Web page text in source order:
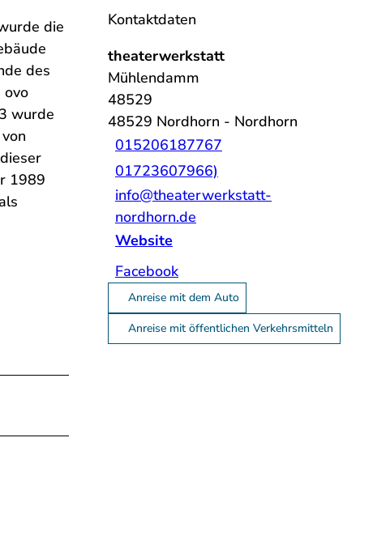
die
des
ovo
wurde
1989
Kontaktdaten
theaterwerkstatt
Mühlendamm
48529
48529 Nordhorn - Nordhorn
015206187767
01723607966)
info@theaterwerkstatt-
nordhorn.de
Website
Facebook
Anreise mit dem Auto
Anreise mit öffentlichen Verkehrsmitteln